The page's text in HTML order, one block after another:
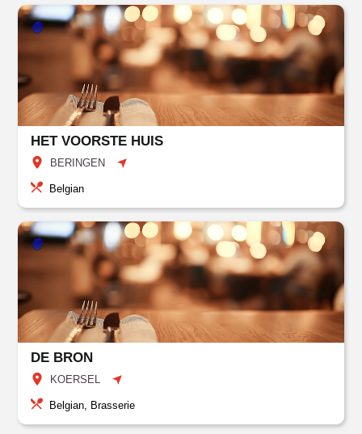
HET VOORSTE HUIS
BERINGEN
Belgian
DE BRON
KOERSEL
Belgian, Brasserie